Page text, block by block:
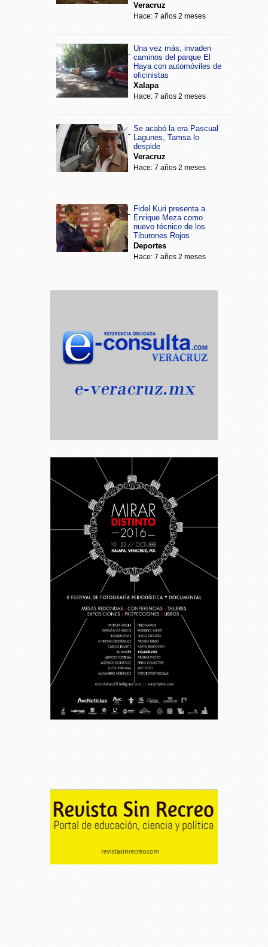
Veracruz
Hace: 7 años 2 meses
Una vez más, invaden
caminos del parque El
Haya con automóviles de
oficinistas
Xalapa
Hace: 7 años 2 meses
Se acabó la era Pascual
Lagunes, Tamsa lo
despide
Veracruz
Hace: 7 años 2 meses
Fidel Kuri presenta a
Enrique Meza como
nuevo técnico de los
Tiburones Rojos
Deportes
Hace: 7 años 2 meses